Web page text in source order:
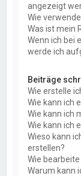
angezeigt
Wie
Was ist mein
Wenn ich bei
werde ich
Beiträge
Wie erstelle
Wie kann ich
Wie kann ich
Wie kann ich
Wieso kann
erstellen?
Wie
Warum kann